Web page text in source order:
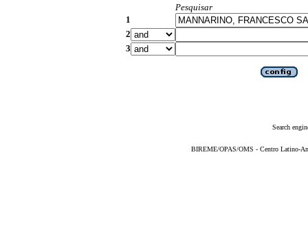
Pesquisar
1
2
3
Search
BIREME/OPAS/OMS - Centro Latino-